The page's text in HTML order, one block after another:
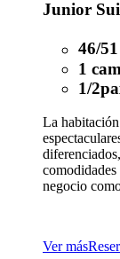
Junior
46/
1
1/
La habitación
negocio
Ver más